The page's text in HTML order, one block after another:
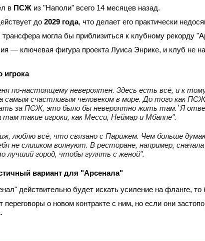
в ПСЖ из "Наполи" всего 14 месяцев назад.
до 2029 года, что делает его практически
могла бы приблизиться к клубному рекорду
— ключевая фигура проекта Луиса Энрике, и клуб не
игрока
по‑настоящему невероятен. Здесь есть всё, и к
самым счастливым человеком в мире. До того как ПСЖ
за ПСЖ, это было бы невероятно жить там.’ Я
там такие игроки, как Месси, Неймар и Мбаппе".
люблю всё, что связано с Парижем. Чем больше
не слишком волнуют. В ресторане, например,
лучший город, чтобы гулять с женой".
вариант для "Арсенала"
действительно будет искать усиление на фланге,
о новом контракте с ним, но если они